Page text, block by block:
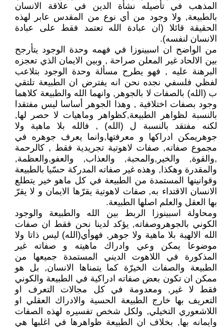
المذهب في تأصيله نشأة الدين في علاقة الانسان
بالطبيعة, ولا وجود من أي نوع من المقدس عابر لهذه
الحقيقة قائلا (ان عبادة الله تعتمد فقط على عبادة
الانسان لنفسه).
من الواضح ان اسبينوزا في فهمه وحدة الوجود يتأرجح
بين الالحاد غير المعلن صراحة , وبين الايمان الذي تعجزه
البرهنة عليه , فهو يطرح مسألة وحدة الوجود بتلاعب
لفظي فلسفي نجده نحن انه يفترض ان الطبيعة تلتقي
ب (الله) بالصفات لا بالجوهر, وانهما الله والطبيعة كلاهما
وجود بصفات اختلافية , وهذا الجوهر أساسا ليس مفتقدا
بالنسبة لظواهر الطبيعة,كظواهر وماهيات لا حصر لها,
لكنه مفتقد بالنسبة ل (الله) , فالله بلا ماهية ولا
جوهريمكن ادراكها و معرفتها,وانما يعرف جوهره في
مجموع صفاته, صفات لاهوتية تجريدية فقط , كالرحمة
,والقوة, والخير,والمحبة, والعذاب, والعفو,والعظمة,
والمقدرة وهكذا, وهذه غير صفاته المدركة حسّيا بالطبيعة
وقوانينها المستمدة من الطبيعة في كل ماهو خير يتطلع
الانسان الاقتداء به, صفات لاهوتية يقرّها الايمان و لا يقرّ
بها العقل والعلم اصلها الطبيعة.
ومحاولة اسبينوزا الربط بين الله والطبيعة والوجود
الكوني بالجوهروصفاته, يؤكد لدينا نحن فقط ان صفات
الله الالهية بلا ماهية ولا جوهر, فهوأي(الله) ليس ذاتا ولا
موضوعا يمكن وعي وادراك ماهيته و صفاته غير
المذكورة في اللاهوت الديني المستمدة جميعها من
الطبيعة والصفات الخيرّة كما يتمناها الانسان, بل هو
ممكن ان تكون بعض صفاته ادراكية في الطبيعة والكوني
فقط لا غير, ومعدومة في كل مجالات التعرف او
التعريف بها خارج الطبيعة الحسية والادراك العقلي او
اللاشعوري التخيلي, ولكل شخص تفسيره لهذه الصفات
وايمانه بها, بخلاف ان الطبيعة ظواهرها في اغلبها هي